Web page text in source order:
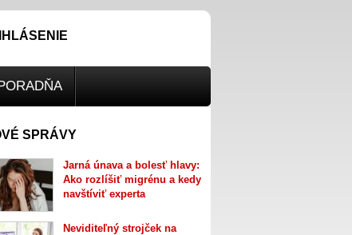
SPRÁVY
Jarná únava a bolesť hlavy:
Ako rozlíšiť migrénu a kedy
navštíviť experta
Neviditeľný strojček na